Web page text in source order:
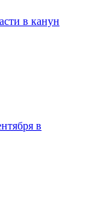
в канун
в